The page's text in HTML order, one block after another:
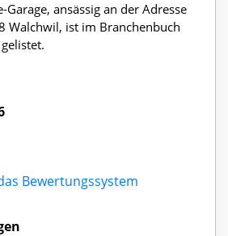
Garage, ansässig an der Adresse
Walchwil, ist im Branchenbuch
Bewertungssystem